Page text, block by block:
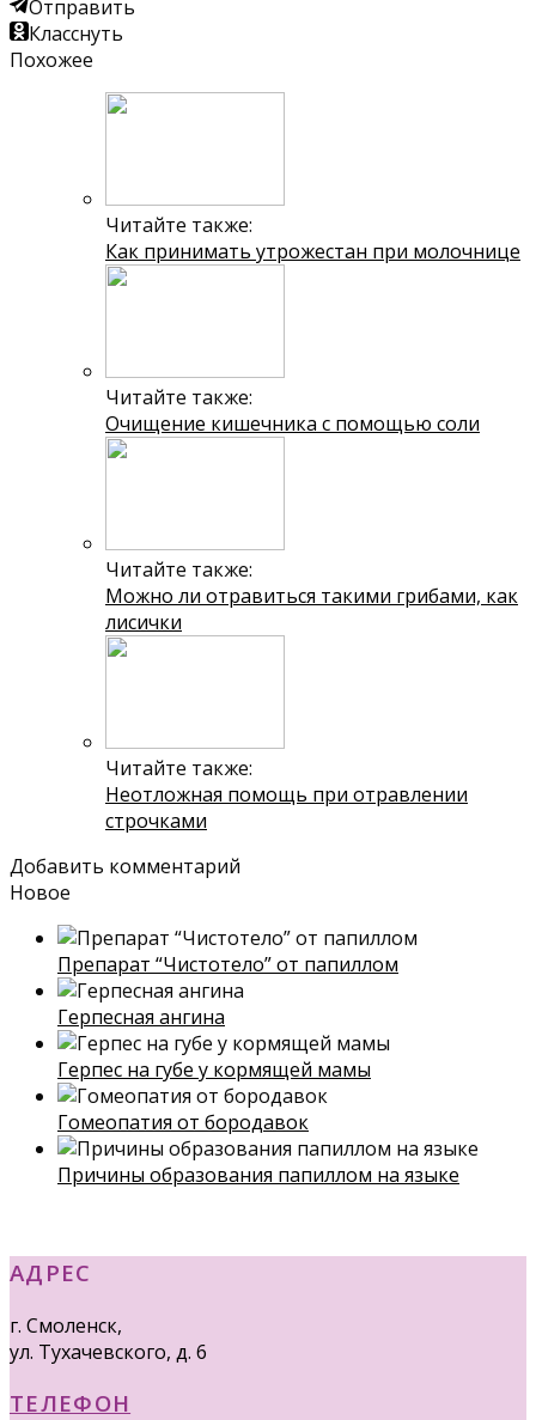
Отправить
Класснуть
Похожее
Читайте также:
Как принимать утрожестан при молочнице
Читайте также:
Очищение кишечника с помощью соли
Читайте также:
Можно ли отравиться такими грибами, как
лисички
Читайте также:
Неотложная помощь при отравлении
строчками
Добавить комментарий
Новое
Препарат “Чистотело” от папиллом
Герпесная ангина
Герпес на губе у кормящей мамы
Гомеопатия от бородавок
Причины образования папиллом на языке
АДРЕС
г. Смоленск,
ул. Тухачевского, д. 6
ТЕЛЕФОН